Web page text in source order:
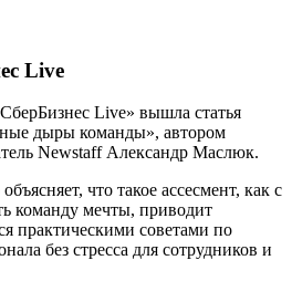
Live
Live» вышла статья
дыры команды», автором
Newstaff Александр Маслюк.
что такое ассесмент, как с
команду мечты, приводит
практическими советами по
без стресса для сотрудников и